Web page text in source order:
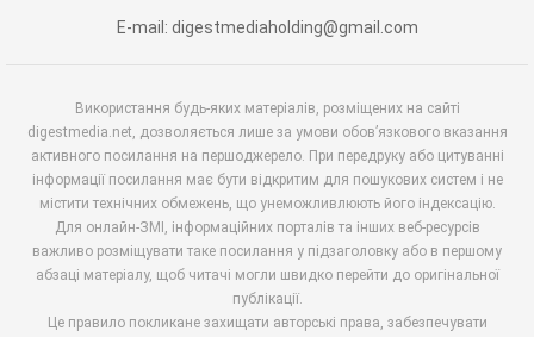
E-mail: digestmediaholding@gmail.com
Використання будь-яких матеріалів, розміщених на сайті
digestmedia.net, дозволяється лише за умови обов’язкового вказання
активного посилання на першоджерело. При передруку або цитуванні
інформації посилання має бути відкритим для пошукових систем і не
містити технічних обмежень, що унеможливлюють його індексацію.
Для онлайн-ЗМІ, інформаційних порталів та інших веб-ресурсів
важливо розміщувати таке посилання у підзаголовку або в першому
абзаці матеріалу, щоб читачі могли швидко перейти до оригінальної
публікації.
Це правило покликане захищати авторські права, забезпечувати